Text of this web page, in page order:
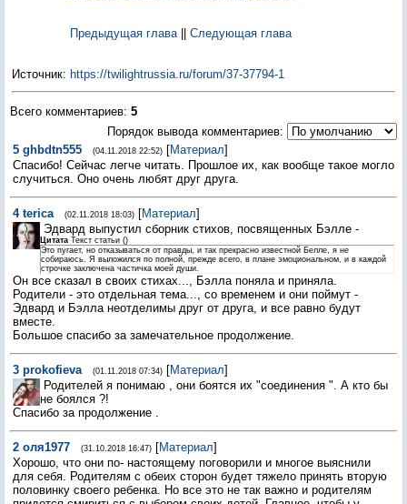
Предыдущая глава|| Следующая глава
Источник: https://twilightrussia.ru/forum/37-37794-1
Всего комментариев: 5
Порядок вывода комментариев:
5 ghbdtn555 (04.11.2018 22:52) [Материал]
Спасибо! Сейчас легче читать. Прошлое их, как вообще такое могло
случиться. Оно очень любят друг друга.
4 terica (02.11.2018 18:03) [Материал]
Эдвард выпустил сборник стихов, посвященных Бэлле -
Цитата Текст статьи ()
Это пугает, но отказываться от правды, и так прекрасно известной Белле, я не
собираюсь. Я выложился по полной, прежде всего, в плане эмоциональном, и в каждой
строчке заключена частичка моей души.
Он все сказал в своих стихах..., Бэлла поняла и приняла.
Родители - это отдельная тема..., со временем и они поймут -
Эдвард и Бэлла неотделимы друг от друга, и все равно будут
вместе.
Большое спасибо за замечательное продолжение.
3 prokofieva (01.11.2018 07:34) [Материал]
Родителей я понимаю , они боятся их "соединения ". А кто бы
не боялся ?!
Спасибо за продолжение .
2 оля1977 (31.10.2018 16:47) [Материал]
Хорошо, что они по- настоящему поговорили и многое выяснили
для себя. Родителям с обеих сторон будет тяжело принять вторую
половинку своего ребенка. Но все это не так важно и родителям